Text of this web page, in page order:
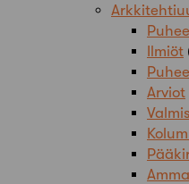
Ilmiöt
Arviot